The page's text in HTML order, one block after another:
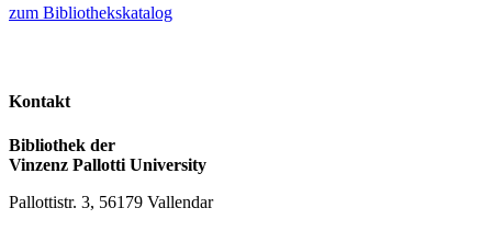
zum Bibliothekskatalog
Kontakt
Bibliothek der
Vinzenz Pallotti University
Pallottistr. 3, 56179 Vallendar